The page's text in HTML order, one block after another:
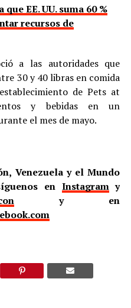
EE. UU. suma 60 %
recursos de
a las autoridades que
30 y 40 libras en comida
de Pets at
y bebidas en un
el mes de mayo.
Venezuela y el Mundo
en Instagramy
y en